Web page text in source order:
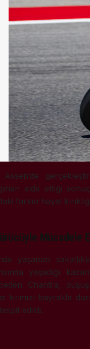
elde ettiği
farkın hayal
Mücadele
yaşanan
yaşadığı
Chantra,
kırmızı bayrakla
edildi.